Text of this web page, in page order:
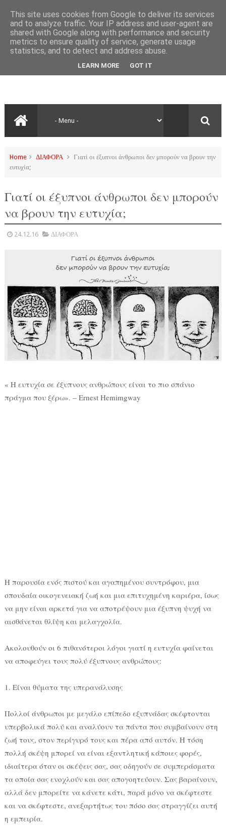
Home ΔΙΑΦΟΡΑ
Γιατί οι έξυπνοι άνθρωποι δεν μπορούν να βρουν την
ευτυχία;
Γιατί οι έξυπνοι άνθρωποι δεν μπορούν
να βρουν την ευτυχία;
24.12.16 ΔΙΑΦΟΡΑ
« Η ευτυχία σε έξυπνους ανθρώπους είναι το πιο σπάνιο
πράγμα που ξέρω». – Ernest Hemimgway
Η παρουσία ενός πιστού και αγαπημένου συντρόφου, μια
σπουδαία οικογενειακή ζωή και μια επιτυχημένη καριέρα, ίσως
να μην είναι αρκετά για να αποτρέψουν μια έξυπνη ψυχή να
αισθάνεται θλίψη και μελαγχολία.
Ακολουθούν οι 6 πιθανότεροι λόγοι γιατί η ευτυχία φαίνεται
να αποφεύγει τους πολύ έξυπνους ανθρώπους:
1. Είναι θύματα της υπερανάλυσης
Πολλοί άνθρωποι με μεγάλο επίπεδο εξυπνάδας σκέφτονται
υπερβολικά πολύ και αναλύουν τα πάντα που συμβαίνουν στη
ζωή τους, στον περίγυρό τους και πέρα από αυτόν. Η τόση
πολλή σκέψη μπορεί να είναι εξαντλητική κάποιες φορές,
ιδιαίτερα όταν οι σκέψεις σας, σας οδηγούν σε συμπεράσματα
τα οποία σας ενοχλούν και σας απογοητεύουν. Σας βαραίνουν,
αλλά δεν μπορείτε να κάνετε κάτι, παρά μόνο να σκέφτεστε
και να σκέφτεστε, ανεξαρτήτως του πόσο σας στραγγίζει αυτή
η εμπειρία.
This site uses cookies from Google to deliver its services
and to analyze traffic. Your IP address and user-agent are
shared with Google along with performance and security
metrics to ensure quality of service, generate usage
statistics, and to detect and address abuse.
LEARN MORE GOT IT